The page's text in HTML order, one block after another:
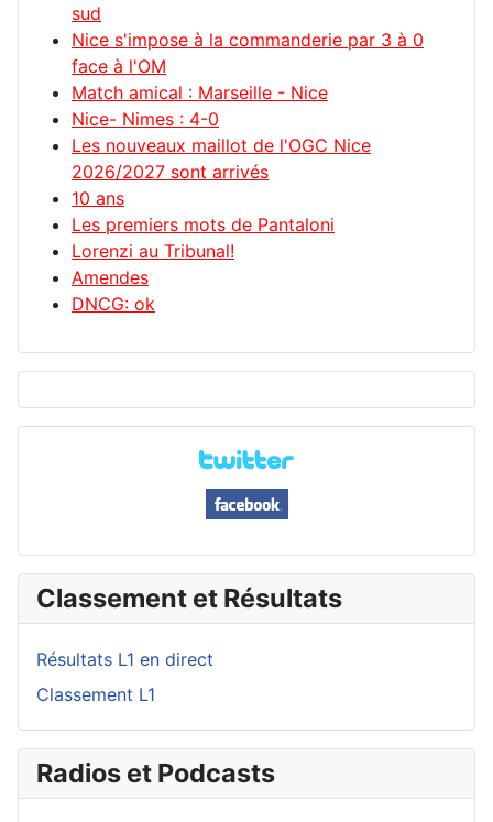
sud
Nice s'impose à la commanderie par 3 à 0
face à l'OM
Match amical : Marseille - Nice
Nice- Nimes : 4-0
Les nouveaux maillot de l'OGC Nice
2026/2027 sont arrivés
10 ans
Les premiers mots de Pantaloni
Lorenzi au Tribunal!
Amendes
DNCG: ok
Classement et Résultats
Résultats L1 en direct
Classement L1
Radios et Podcasts